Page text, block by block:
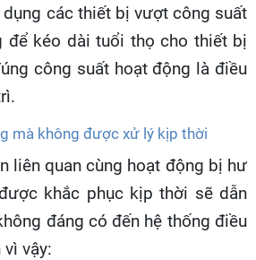
các thiết bị vượt công suất
để kéo dài tuổi thọ cho thiết bị
công suất hoạt động là điều
mà không được xử lý kịp thời
liên quan cùng hoạt động bị hư
khắc phục kịp thời sẽ dẫn
đáng có đến hệ thống điều
vì vậy: